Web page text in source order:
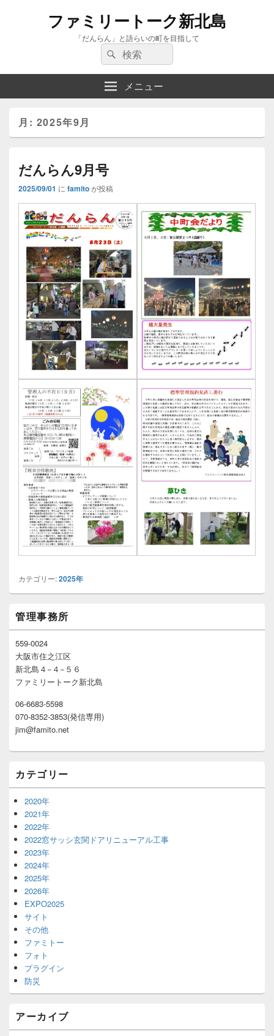
ファミリートーク新北島
「だんらん」と語らいの町を目指して
検
索:
検
索
メニュー
月: 2025年9月
だんらん9月号
2025/09/01 に famitoが投稿
カテゴリー:2025年
イ
ン
サ
ド
バ
ィ
ジ
ェ
ト
管理事務所
559-0024
大阪市住之江区
新北島４−４−５６
ファミリートーク新北島
06-6683-5598
070-8352-3853(発信専用)
jim@famito.net
カテゴリー
2020年
2021年
2022年
2022窓サッシ玄関ドアリニューアル工事
2023年
2024年
2025年
2026年
EXPO2025
サイト
その他
ファミトー
フォト
プラグイン
防災
アーカイブ